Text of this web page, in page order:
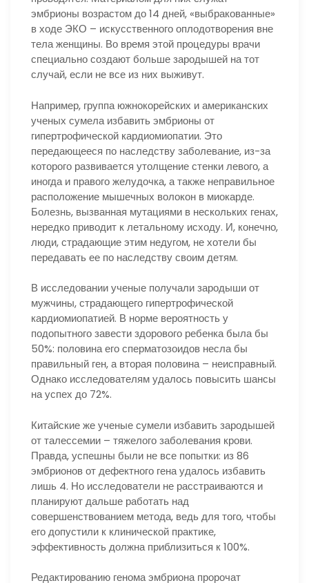
эмбрионы возрастом до 14 дней, «выбракованные»
в ходе ЭКО – искусственного оплодотворения вне
тела женщины. Во время этой процедуры врачи
специально создают больше зародышей на тот
случай, если не все из них выживут.
Например, группа южнокорейских и американских
ученых сумела избавить эмбрионы от
гипертрофической кардиомиопатии. Это
передающееся по наследству заболевание, из-за
которого развивается утолщение стенки левого, а
иногда и правого желудочка, а также неправильное
расположение мышечных волокон в миокарде.
Болезнь, вызванная мутациями в нескольких генах,
нередко приводит к летальному исходу. И, конечно,
люди, страдающие этим недугом, не хотели бы
передавать ее по наследству своим детям.
В исследовании ученые получали зародыши от
мужчины, страдающего гипертрофической
кардиомиопатией. В норме вероятность у
подопытного завести здорового ребенка была бы
50%: половина его сперматозоидов несла бы
правильный ген, а вторая половина – неисправный.
Однако исследователям удалось повысить шансы
на успех до 72%.
Китайские же ученые сумели избавить зародышей
от талессемии – тяжелого заболевания крови.
Правда, успешны были не все попытки: из 86
эмбрионов от дефектного гена удалось избавить
лишь 4. Но исследователи не расстраиваются и
планируют дальше работать над
совершенствованием метода, ведь для того, чтобы
его допустили к клинической практике,
эффективность должна приблизиться к 100%.
Редактированию генома эмбриона пророчат